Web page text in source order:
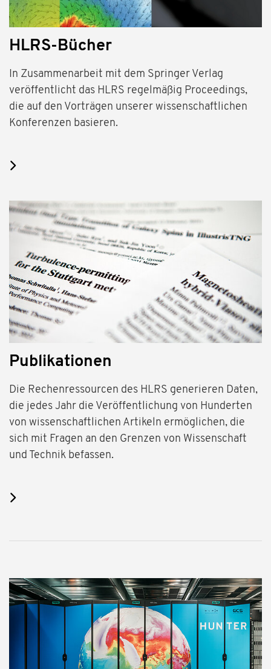
HLRS-Bücher
In Zusammenarbeit mit dem Springer Verlag
veröffentlicht das HLRS regelmäßig Proceedings,
die auf den Vorträgen unserer wissenschaftlichen
Konferenzen basieren.
Publikationen
Die Rechenressourcen des HLRS generieren Daten,
die jedes Jahr die Veröffentlichung von Hunderten
von wissenschaftlichen Artikeln ermöglichen, die
sich mit Fragen an den Grenzen von Wissenschaft
und Technik befassen.